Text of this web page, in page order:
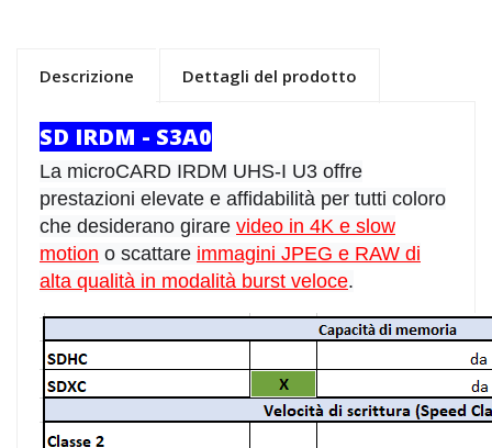
Descrizione Dettagli del prodotto
SD IRDM - S3A0
La microCARD IRDM UHS-I U3 offre
prestazioni elevate e affidabilità per tutti coloro
che desiderano girare video in 4K e slow
motion o scattare immagini JPEG e RAW di
alta qualità in modalità burst veloce.